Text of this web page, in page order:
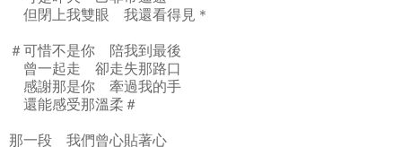
但閉上我雙眼 我還看得見＊
＃可惜不是你 陪我到最後
曾一起走 卻走失那路口
感謝那是你 牽過我的手
還能感受那溫柔＃
那一段 我們曾心貼著心